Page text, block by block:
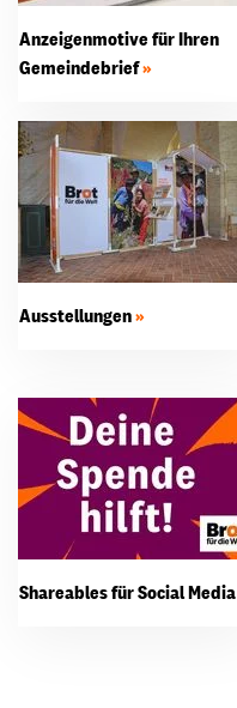
Anzeigenmotive für Ihren
Gemeindebrief
Ausstellungen
Shareables für Social Media